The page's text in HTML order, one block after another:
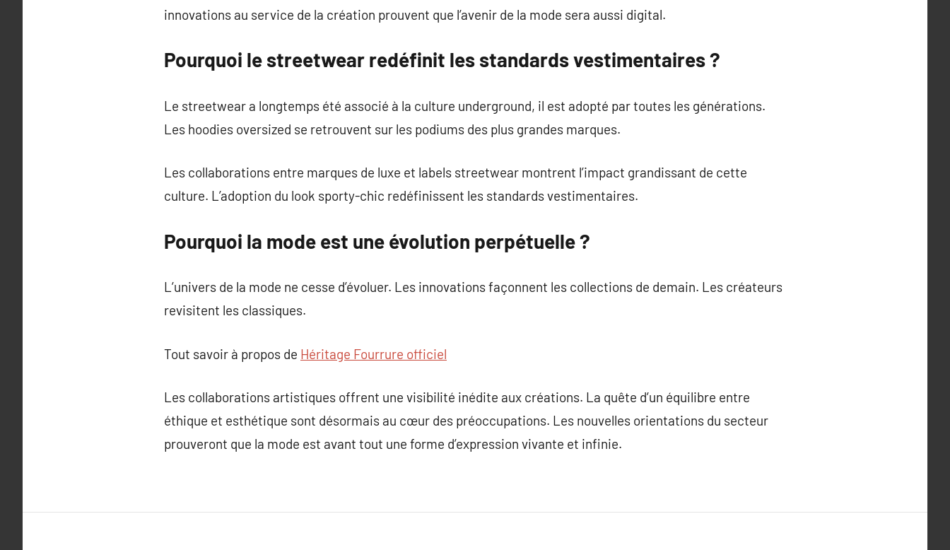
innovations au service de la création prouvent que l’avenir de la mode sera aussi digital.
Pourquoi le streetwear redéfinit les standards vestimentaires ?
Le streetwear a longtemps été associé à la culture underground, il est adopté par toutes les générations.
Les hoodies oversized se retrouvent sur les podiums des plus grandes marques.
Les collaborations entre marques de luxe et labels streetwear montrent l’impact grandissant de cette
culture. L’adoption du look sporty-chic redéfinissent les standards vestimentaires.
Pourquoi la mode est une évolution perpétuelle ?
L’univers de la mode ne cesse d’évoluer. Les innovations façonnent les collections de demain. Les créateurs
revisitent les classiques.
Tout savoir à propos de Héritage Fourrure officiel
Les collaborations artistiques offrent une visibilité inédite aux créations. La quête d’un équilibre entre
éthique et esthétique sont désormais au cœur des préoccupations. Les nouvelles orientations du secteur
prouveront que la mode est avant tout une forme d’expression vivante et infinie.